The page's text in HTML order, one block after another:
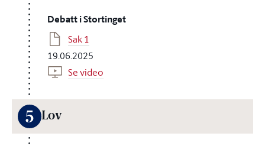
Debatt i Stortinget
Sak 1
19.06.2025
Se video
5 Lov